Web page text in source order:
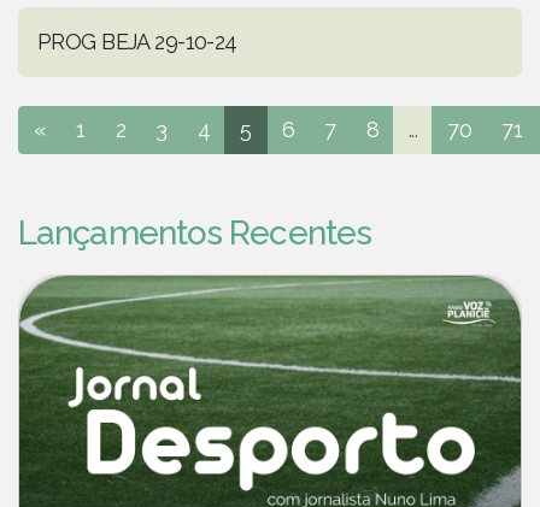
PROG BEJA 29-10-24
« 1 2 3 4 5 6 7 8 ... 70 71
Lançamentos Recentes